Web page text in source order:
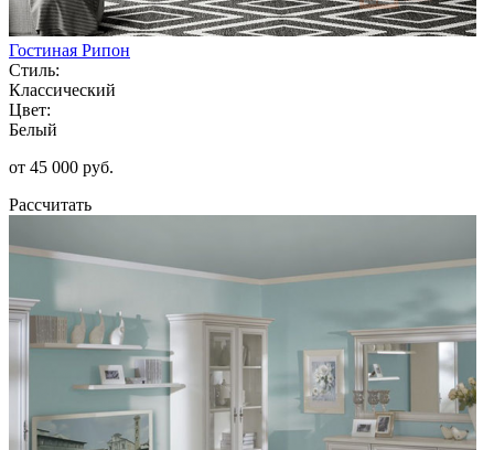
Гостиная Рипон
Стиль:
Классический
Цвет:
Белый
от 45 000 руб.
Рассчитать